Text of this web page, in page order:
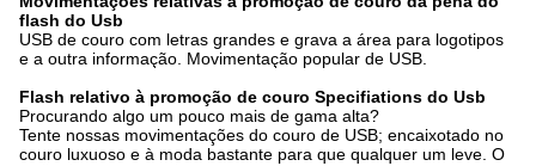
flash do Usb
USB de couro com letras grandes e grava a área para logotipos
e a outra informação. Movimentação popular de USB.
Flash relativo à promoção de couro Specifiations do Usb
Procurando algo um pouco mais de gama alta?
Tente nossas movimentações do couro de USB; encaixotado no
couro luxuoso e à moda bastante para que qualquer um leve. O